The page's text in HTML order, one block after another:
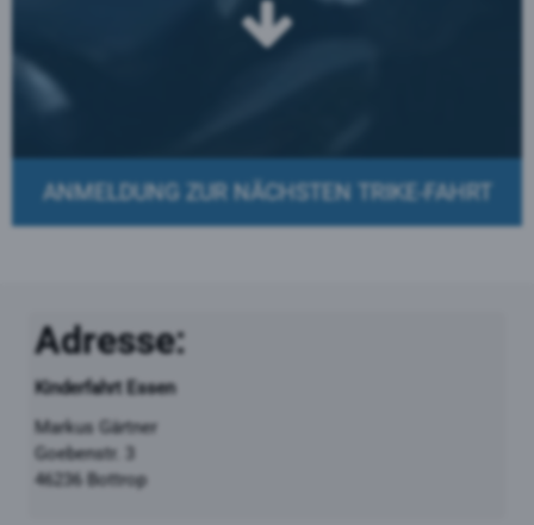
ANMELDUNG ZUR NÄCHSTEN TRIKE-FAHRT
Adresse:
Kinderfahrt Essen
Markus Gärtner
Goebenstr. 3
46236 Bottrop